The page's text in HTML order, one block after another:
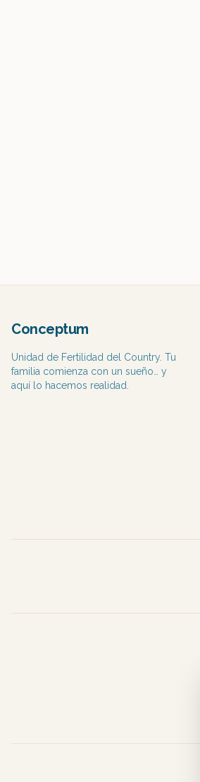
Conceptum
Unidad de Fertilidad del Country. Tu
familia comienza con un sueño… y
aquí lo hacemos realidad.